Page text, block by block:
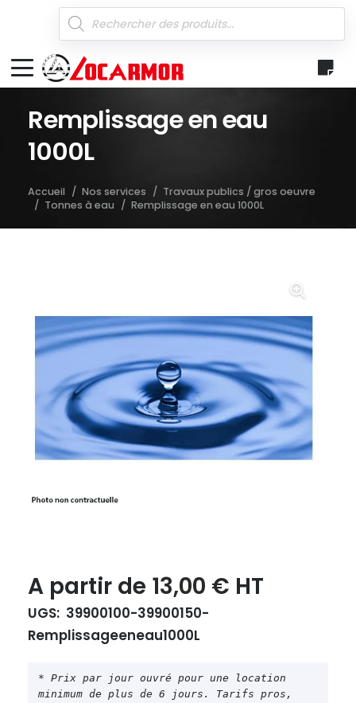
Recherche
de
produits
Remplissage en eau
1000L
Accueil / Nos services / Travaux publics / gros oeuvre
/ Tonnes à eau / Remplissage en eau 1000L
A partir de Le
prix
initial
13,00 €.
13,00 € Le
13,00 €.
HT
UGS: 39900100-39900150-
Remplissageeneau1000L
* Prix par jour ouvré pour une location
minimum de plus de 6 jours. Tarifs pros,